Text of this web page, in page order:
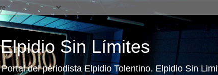
Elpidio Sin Límites
Portal del periodista Elpidio Tolentino. Elpidio Sin